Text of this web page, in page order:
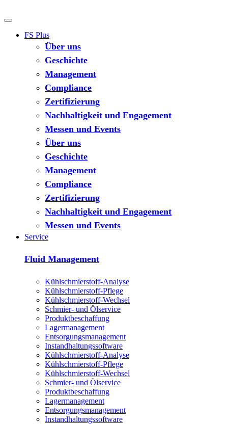
FS Plus
Über uns
Geschichte
Management
Compliance
Zertifizierung
Nachhaltigkeit und Engagement
Messen und Events
Über uns
Geschichte
Management
Compliance
Zertifizierung
Nachhaltigkeit und Engagement
Messen und Events
Service
Fluid Management
Kühlschmierstoff-Analyse
Kühlschmierstoff-Pflege
Kühlschmierstoff-Wechsel
Schmier- und Ölservice
Produktbeschaffung
Lagermanagement
Entsorgungs­management
Instandhaltungs­software
Kühlschmierstoff-Analyse
Kühlschmierstoff-Pflege
Kühlschmierstoff-Wechsel
Schmier- und Ölservice
Produktbeschaffung
Lagermanagement
Entsorgungs­management
Instandhaltungs­software